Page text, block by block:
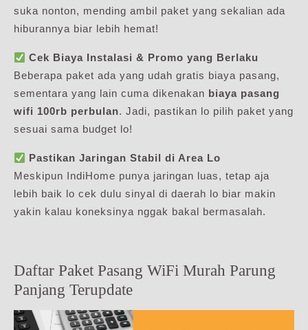
suka nonton, mending ambil paket yang sekalian ada
hiburannya biar lebih hemat!
Cek Biaya Instalasi & Promo yang Berlaku
Beberapa paket ada yang udah gratis biaya pasang,
sementara yang lain cuma dikenakan biaya pasang
wifi 100rb perbulan. Jadi, pastikan lo pilih paket yang
sesuai sama budget lo!
Pastikan Jaringan Stabil di Area Lo
Meskipun IndiHome punya jaringan luas, tetap aja
lebih baik lo cek dulu sinyal di daerah lo biar makin
yakin kalau koneksinya nggak bakal bermasalah.
Daftar Paket Pasang WiFi Murah Parung
Panjang Terupdate